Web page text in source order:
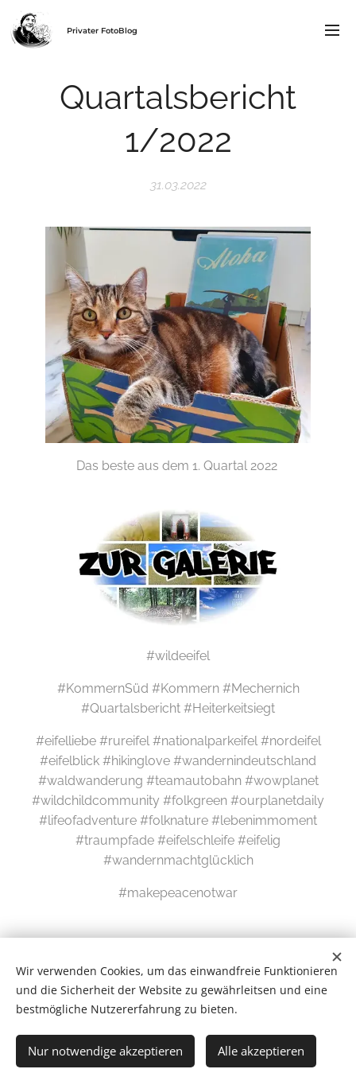
Privater FotoBlog
Quartalsbericht
1/2022
31.03.2022
Das beste aus dem 1. Quartal 2022
#wildeeifel
#KommernSüd #Kommern #Mechernich
#Quartalsbericht #Heiterkeitsiegt
#eifelliebe #rureifel #nationalparkeifel #nordeifel
#eifelblick #hikinglove #wandernindeutschland
#waldwanderung #teamautobahn #wowplanet
#wildchildcommunity #folkgreen #ourplanetdaily
#lifeofadventure #folknature #lebenimmoment
#traumpfade #eifelschleife #eifelig
#wandernmachtglücklich
#makepeacenotwar
# Newsletter # Cookies
Wir verwenden Cookies, um das einwandfreie Funktionieren
und die Sicherheit der Website zu gewährleitsen und eine
bestmögliche Nutzererfahrung zu bieten.
Nur notwendige akzeptieren Alle akzeptieren